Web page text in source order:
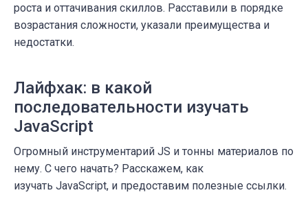
роста и оттачивания скиллов. Расставили в порядке
возрастания сложности, указали преимущества и
недостатки.
Лайфхак: в какой
последовательности изучать
JavaScript
Огромный инструментарий JS и тонны материалов по
нему. С чего начать? Расскажем, как
изучать JavaScript, и предоставим полезные ссылки.